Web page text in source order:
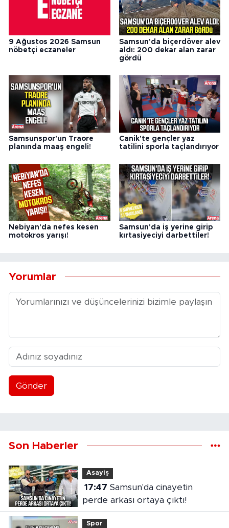
9 Ağustos 2026 Samsun
nöbetçi eczaneler
Samsun'da biçerdöver alev
aldı: 200 dekar alan zarar
gördü
Samsunspor'un Traore
planında maaş engeli!
Canik'te gençler yaz
tatilini sporla taçlandırıyor
Nebiyan'da nefes kesen
motokros yarışı!
Samsun'da iş yerine girip
kırtasiyeciyi darbettiler!
Yorumlar
Gönder
Son Haberler
Asayiş
17:47
perde arkası ortaya çıktı!
Spor